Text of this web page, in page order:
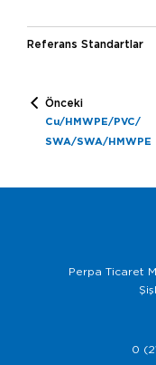
Referans Standartlar
Önceki
Cu/HMWPE/PVC/
SWA/SWA/HMWPE
Perpa Ticaret
0